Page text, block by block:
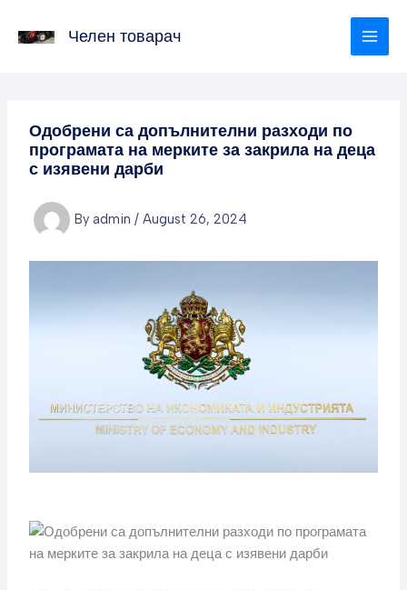
Челен товарач
Одобрени са допълнителни разходи по
програмата на мерките за закрила на деца
с изявени дарби
By admin / August 26, 2024